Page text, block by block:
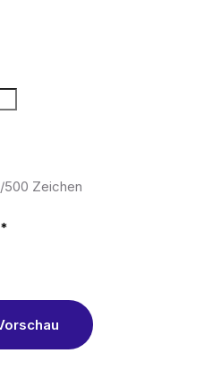
/500 Zeichen
*